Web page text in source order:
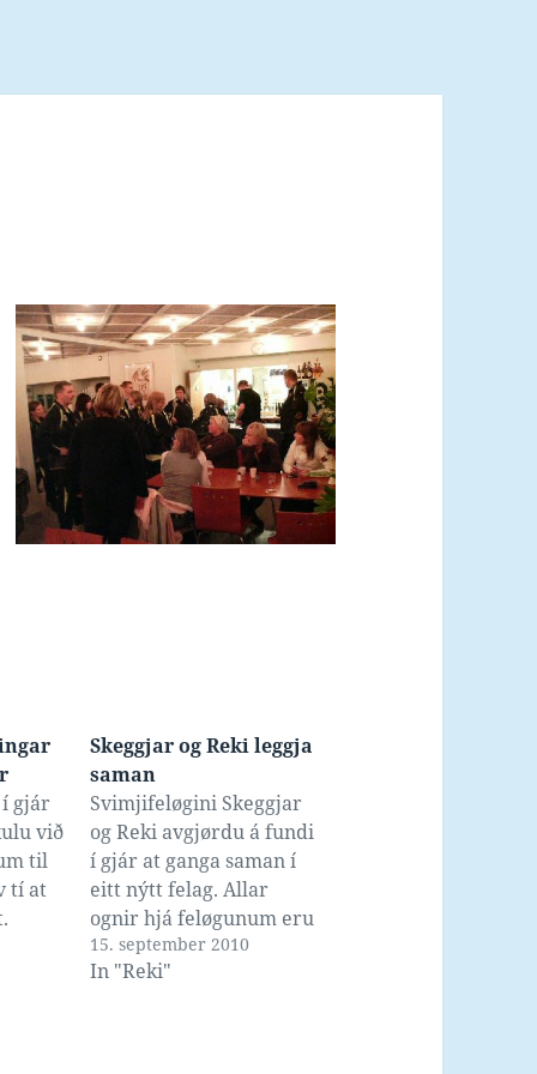
gjár
við
til
tí at
tað
Skeggjar og Reki leggja
saman
Svimjifeløgini Skeggjar
og Reki avgjørdu á fundi
í gjár at ganga saman í
eitt nýtt felag. Allar
ognir hjá feløgunum eru
lagdar í nýggja felagið,
og ein 6 manna nevnd
15. september 2010
In "Reki"